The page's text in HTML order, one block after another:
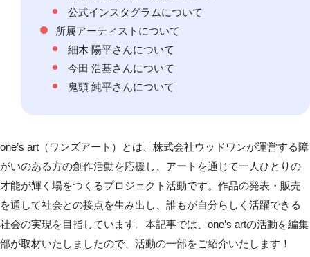
公式インスタグラムについて
所属アーティストについて
細木 陽平さんについて
今田 浩基さんについて
鬼頭 純平さんについて
one’s art（ワンズアート）
とは、株式会社ウッドワンが運営する障
がいのある方の創作活動を応援し、アートを通じて一人ひとりの
才能が輝く場をつくるプロジェクト活動です。作品の発表・販売
を通して社会との接点を生み出し、誰もが自分らしく活躍できる
社会の実現を目指しています。本記事では、one’s artの活動を編集
部が取材いたしましたので、活動の一部をご紹介いたします！